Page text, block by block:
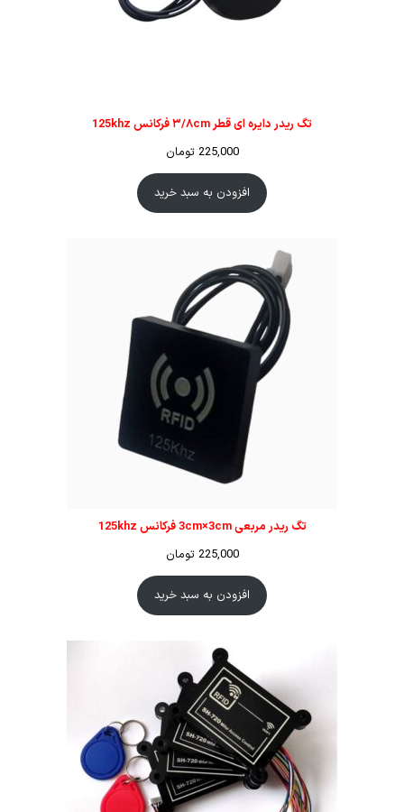
تگ ریدر دایره ای قطر ۳/۸cm فرکانس 125khz
225,000 تومان
افزودن به سبد خرید
تگ ریدر مربعی 3cm×3cm فرکانس 125khz
225,000 تومان
افزودن به سبد خرید